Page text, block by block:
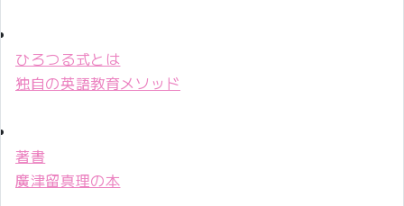
ひろつる式とは
独自の英語教育メソッド
著書
廣津留真理の本